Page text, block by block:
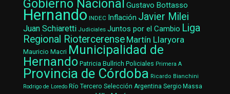
Gobierno Nacional Gustavo Bottasso
Hernando INDEC Inflación Javier Milei
Juan Schiaretti Judiciales Juntos por el Cambio Liga
Regional Riotercerense Martín Llaryora
Mauricio Macri Municipalidad de
Hernando Patricia Bullrich Policiales Primera A
Provincia de Córdoba Ricardo Bianchini
Rodrigo de Loredo Río Tercero Selección Argentina Sergio Massa